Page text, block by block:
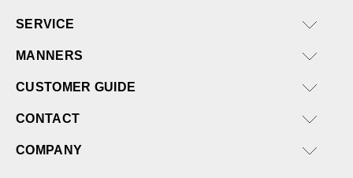
SERVICE
MANNERS
CUSTOMER GUIDE
CONTACT
COMPANY